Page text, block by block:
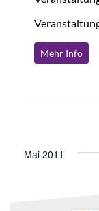
Mehr Info
Mai 2011